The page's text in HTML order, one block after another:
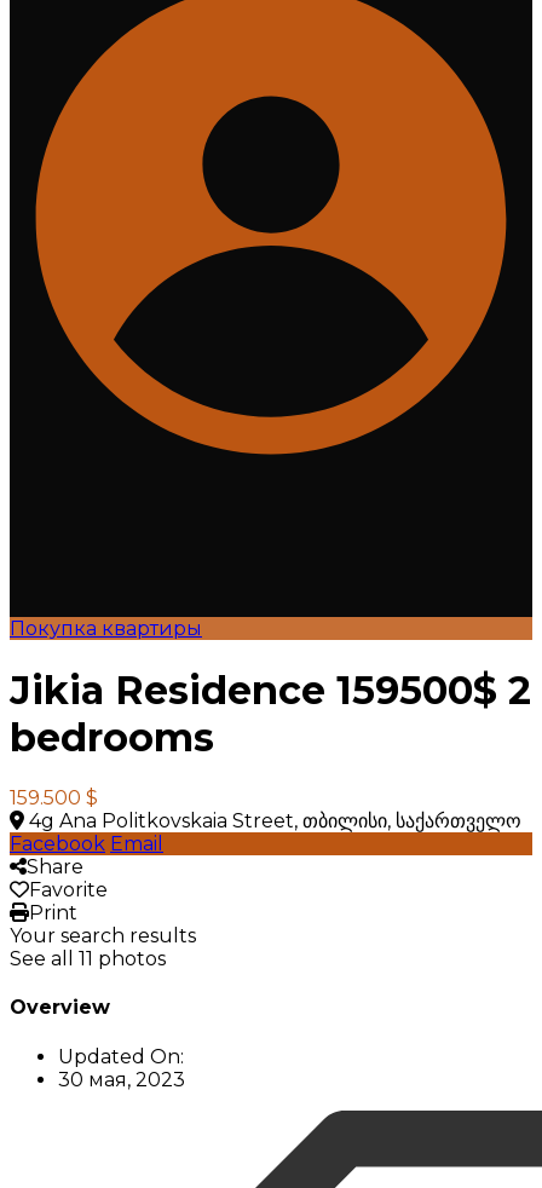
Покупка квартиры
Jikia Residence 159500$ 2
bedrooms
159.500 $
4g Ana Politkovskaia Street, თბილისი, საქართველო
Facebook Email
Share
Favorite
Print
Your search results
See all 11 photos
Overview
Updated On:
30 мая, 2023